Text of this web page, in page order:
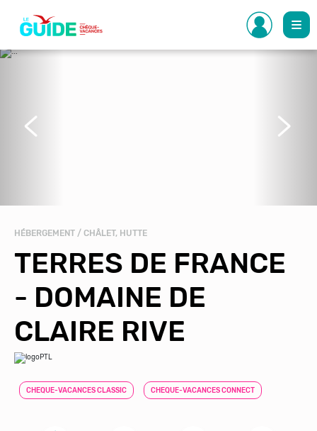
contenu
principal
HÉBERGEMENT / CHÂLET, HUTTE
TERRES DE FRANCE
- DOMAINE DE
CLAIRE RIVE
CHEQUE-VACANCES CLASSIC CHEQUE-VACANCES CONNECT
Précédent Suivant